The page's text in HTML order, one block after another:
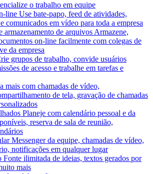
o trabalho em equipe
line Use bate-papo, feed de atividades,
comunicados em vídeo para toda a empresa
armazenamento de arquivos Armazene,
on-line facilmente com colegas de
da empresa
grupos de trabalho, convide usuários
de acesso e trabalhe em tarefas e
mais com chamadas de vídeo,
de tela, gravação de chamadas
Planeje com calendário pessoal e da
reserva de sala de reunião,
Messenger da equipe, chamadas de vídeo,
notificações em qualquer lugar
Fonte ilimitada de ideias, textos gerados por
mais